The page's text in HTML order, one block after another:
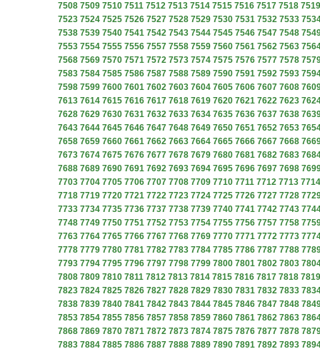
7508 7509 7510 7511 7512 7513 7514 7515 7516 7517 7518 7519
7523 7524 7525 7526 7527 7528 7529 7530 7531 7532 7533
7538 7539 7540 7541 7542 7543 7544 7545 7546 7547 7548
7553 7554 7555 7556 7557 7558 7559 7560 7561 7562 7563
7568 7569 7570 7571 7572 7573 7574 7575 7576 7577 7578
7583 7584 7585 7586 7587 7588 7589 7590 7591 7592 7593
7598 7599 7600 7601 7602 7603 7604 7605 7606 7607 7608
7613 7614 7615 7616 7617 7618 7619 7620 7621 7622 7623
7628 7629 7630 7631 7632 7633 7634 7635 7636 7637 7638
7643 7644 7645 7646 7647 7648 7649 7650 7651 7652 7653
7658 7659 7660 7661 7662 7663 7664 7665 7666 7667 7668
7673 7674 7675 7676 7677 7678 7679 7680 7681 7682 7683
7688 7689 7690 7691 7692 7693 7694 7695 7696 7697 7698
7703 7704 7705 7706 7707 7708 7709 7710 7711 7712 7713 7714
7718 7719 7720 7721 7722 7723 7724 7725 7726 7727 7728
7733 7734 7735 7736 7737 7738 7739 7740 7741 7742 7743
7748 7749 7750 7751 7752 7753 7754 7755 7756 7757 7758
7763 7764 7765 7766 7767 7768 7769 7770 7771 7772 7773
7778 7779 7780 7781 7782 7783 7784 7785 7786 7787 7788
7793 7794 7795 7796 7797 7798 7799 7800 7801 7802 7803
7808 7809 7810 7811 7812 7813 7814 7815 7816 7817 7818 7819
7823 7824 7825 7826 7827 7828 7829 7830 7831 7832 7833
7838 7839 7840 7841 7842 7843 7844 7845 7846 7847 7848
7853 7854 7855 7856 7857 7858 7859 7860 7861 7862 7863
7868 7869 7870 7871 7872 7873 7874 7875 7876 7877 7878
7883 7884 7885 7886 7887 7888 7889 7890 7891 7892 7893